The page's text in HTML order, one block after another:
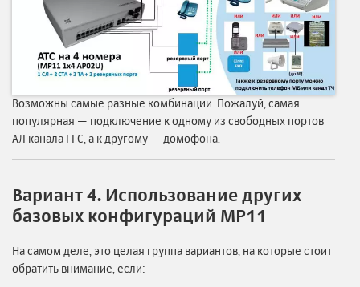
Возможны самые разные комбинации. Пожалуй, самая
популярная — подключение к одному из свободных портов
АЛ канала ГГС, а к другому — домофона.
Вариант 4. Использование других
базовых конфигураций MP11
На самом деле, это целая группа вариантов, на которые стоит
обратить внимание, если: